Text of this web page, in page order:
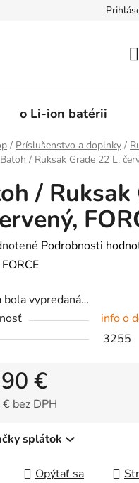
o Li-ion batérii
/ Príslušenstvo a doplnky /
Batoh / Ruksak Grade 22 L,
/ Ruksak
Podrobnosti
FORCE
bola vypredaná…
info o
3255
€
bez DPH
splátok
Opýtať sa